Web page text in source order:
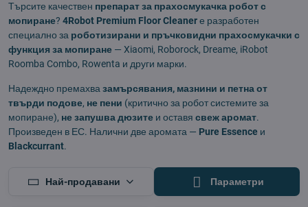
Търсите качествен препарат за прахосмукачка робот с
мопиране? 4Robot Premium Floor Cleanerе разработен
специално за роботизирани и пръчковидни прахосмукачки с
функция за мопиране — Xiaomi, Roborock, Dreame, iRobot
Roomba Combo, Rowenta и други марки.
Надеждно премахва замърсявания, мазнини и петна от
твърди подове, не пени (критично за робот системите за
мопиране), не запушва дюзите и оставя свеж аромат.
Произведен в ЕС. Налични две аромата — Pure Essence и
Blackcurrant.
Най-продавани Параметри